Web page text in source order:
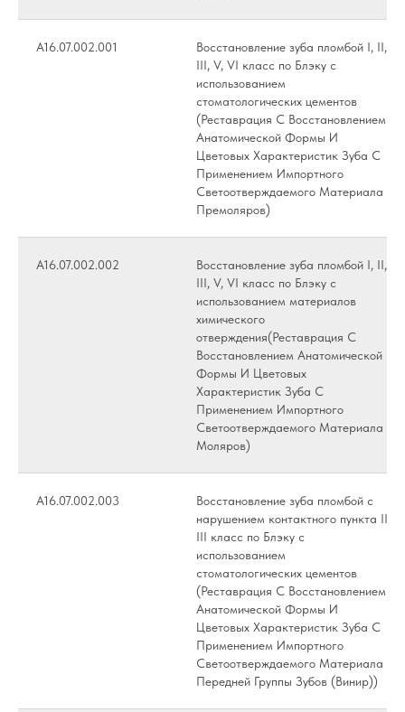
А16.07.002.001
Восстановление зуба пломбой I, II,
III, V, VI класс по Блэку с
использованием
стоматологических цементов
(Реставрация С Восстановлением
Анатомической Формы И
Цветовых Характеристик Зуба С
Применением Импортного
Светоотверждаемого Материала
Премоляров)
А16.07.002.002
Восстановление зуба пломбой I, II,
III, V, VI класс по Блэку с
использованием материалов
химического
отверждения(Реставрация С
Восстановлением Анатомической
Формы И Цветовых
Характеристик Зуба С
Применением Импортного
Светоотверждаемого Материала
Моляров)
А16.07.002.003
Восстановление зуба пломбой с
нарушением контактного пункта II,
III класс по Блэку с
использованием
стоматологических цементов
(Реставрация С Восстановлением
Анатомической Формы И
Цветовых Характеристик Зуба С
Применением Импортного
Светоотверждаемого Материала
Передней Группы Зубов (Винир))